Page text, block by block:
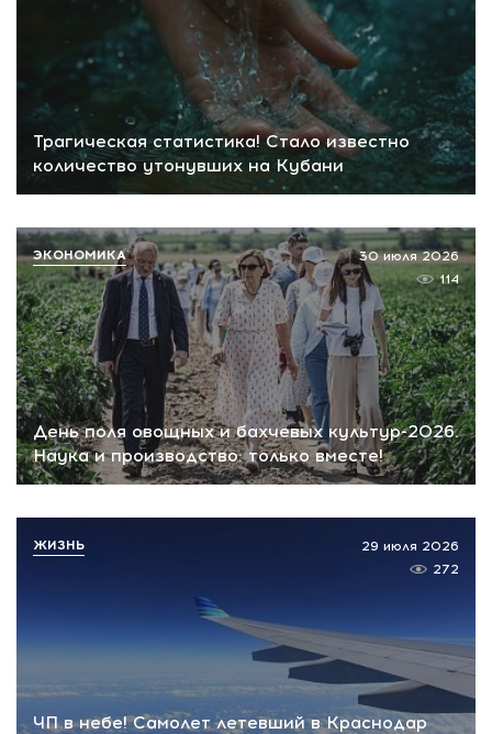
Трагическая статистика! Стало известно
количество утонувших на Кубани
День поля овощных и бахчевых культур-2026.
Наука и производство: только вместе!
30 июля 2026
114
ЭКОНОМИКА
ЧП в небе! Самолет летевший в Краснодар
29 июля 2026
272
ЖИЗНЬ